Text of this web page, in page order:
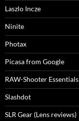
Laszlo Incze
Ninite
Photax
Picasa from Google
RAW-Shooter Essentials
Slashdot
SLR Gear (Lens reviews)